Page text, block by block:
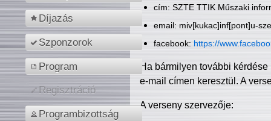
Díjazás
Szponzorok
Program
Regisztráció
Programbizottság
cím: SZTE TTIK Műszaki
email: miv[kukac]inf[pont]u-
facebook: https://
Ha bármilyen további
e-mail címen keresztül. A
A verseny szervezője: